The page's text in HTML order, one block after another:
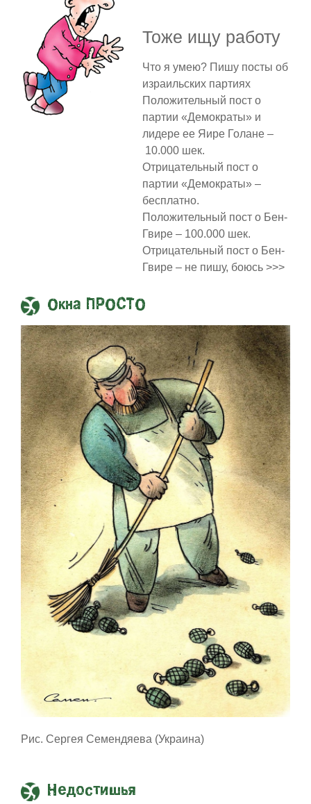
Тоже ищу работу
Что я умею? Пишу посты об
израильских партиях
Положительный пост о
партии «Демократы» и
лидере ее Яире Голане –
10.000 шек.
Отрицательный пост о
партии «Демократы» –
бесплатно.
Положительный пост о Бен-
Гвире – 100.000 шек.
Отрицательный пост о Бен-
Гвире – не пишу, боюсь >>>
Окна ПРОСТО
Рис. Сергея Семендяева (Украина)
Недостишья